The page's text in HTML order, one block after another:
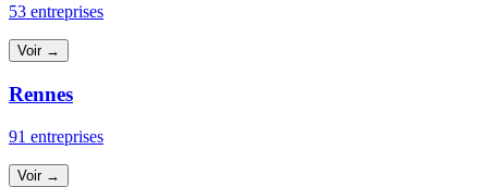
53 entreprises
Voir →
Rennes
91 entreprises
Voir →